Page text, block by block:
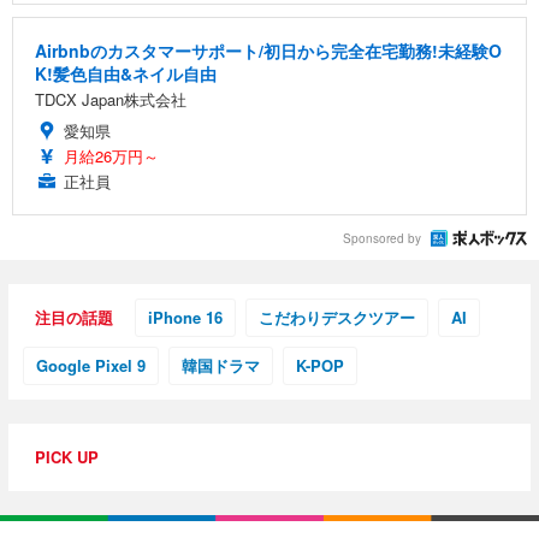
Airbnbのカスタマーサポート/初日から完全在宅勤務!未経験O
K!髪色自由&ネイル自由
TDCX Japan株式会社
愛知県
月給26万円～
正社員
Sponsored by
注目の話題 iPhone 16 こだわりデスクツアー AI
Google Pixel 9 韓国ドラマ K-POP
PICK UP